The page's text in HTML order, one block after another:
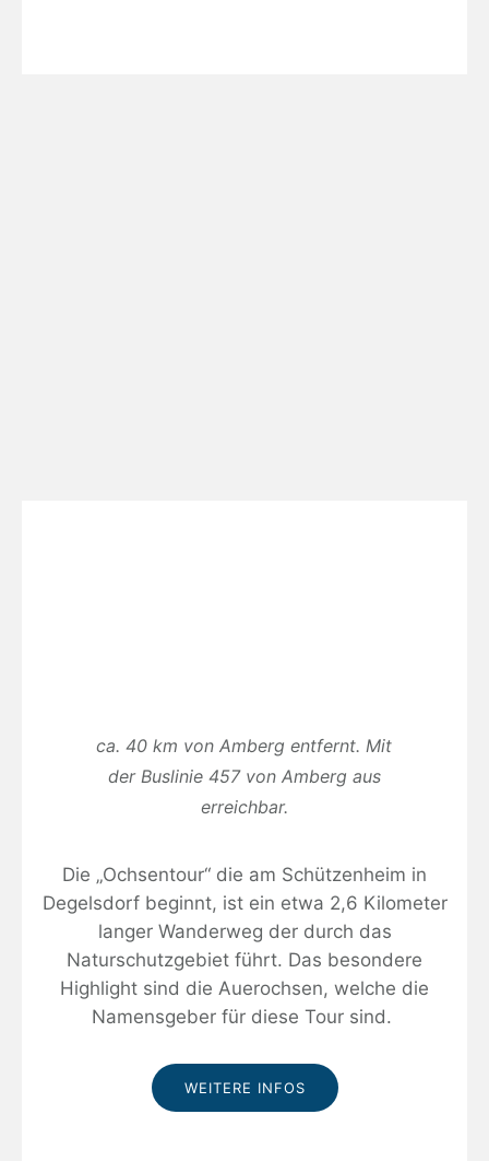
ca. 40 km von Amberg entfernt. Mit
der Buslinie 457 von Amberg aus
erreichbar.
Die „Ochsentour“ die am Schützenheim in
Degelsdorf beginnt, ist ein etwa 2,6 Kilometer
langer Wanderweg der durch das
Naturschutzgebiet führt. Das besondere
Highlight sind die Auerochsen, welche die
Namensgeber für diese Tour sind.
WEITERE INFOS